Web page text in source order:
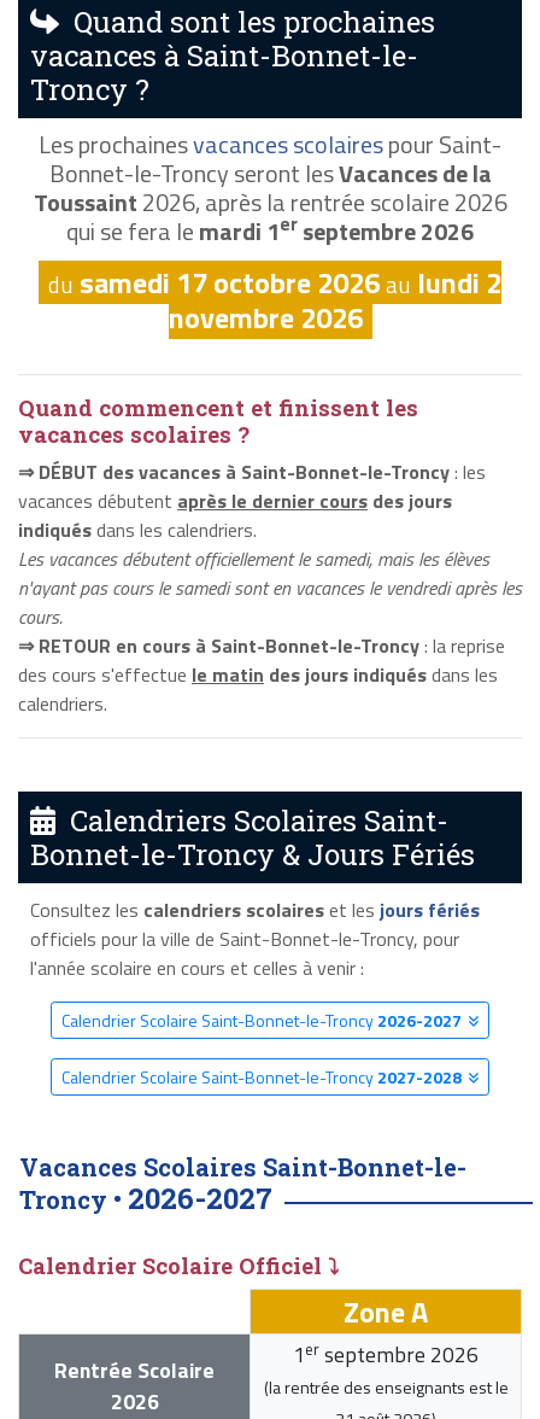
Quand sont les prochaines
vacances à Saint-Bonnet-le-
Troncy ?
Les prochainesvacances scolairespour Saint-
Bonnet-le-Troncy seront lesVacances de la
Toussaint2026, après la rentrée scolaire 2026
qui se fera lemardi 1er septembre 2026
du samedi 17 octobre 2026au lundi 2
novembre 2026
Quand commencent et finissent les
vacances scolaires ?
⇒ DÉBUT des vacances à Saint-Bonnet-le-Troncy: les
vacances débutent après le dernier cours des jours
indiquésdans les calendriers.
Les vacances débutent officiellement le samedi, mais les élèves
n'ayant pas cours le samedi sont en vacances le vendredi après les
cours.
⇒ RETOUR en cours à Saint-Bonnet-le-Troncy: la reprise
des cours s'effectue le matin des jours indiquésdans les
calendriers.
Calendriers Scolaires Saint-
Bonnet-le-Troncy & Jours Fériés
Consultez les calendriers scolaireset les jours fériés
officiels pour la ville de Saint-Bonnet-le-Troncy, pour
l'année scolaire en cours et celles à venir :
Calendrier Scolaire Saint-Bonnet-le-Troncy2026-2027
Calendrier Scolaire Saint-Bonnet-le-Troncy2027-2028
Vacances Scolaires Saint-Bonnet-le-
Troncy • 2026-2027
Calendrier Scolaire Officiel ⤵
Zone A
Rentrée Scolaire
2026
1 er septembre 2026
(la rentrée des enseignants est le